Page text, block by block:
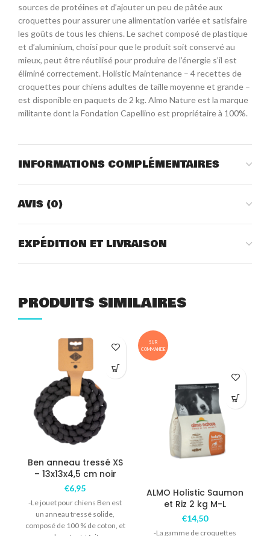
sources de protéines et d’ajouter un peu de pâtée aux
croquettes pour assurer une alimentation variée et satisfaire
les goûts de tous les chiens. Le sachet composé de plastique
et d’aluminium, choisi pour que le produit soit conservé au
mieux, peut être réutilisé pour produire de l’énergie s’il est
éliminé correctement. Holistic Maintenance – 4 recettes de
croquettes pour chiens adultes de taille moyenne et grande –
est disponible en paquets de 2 kg. Almo Nature est la marque
militante dont la Fondation Capellino est propriétaire à 100%.
INFORMATIONS COMPLÉMENTAIRES
AVIS (0)
EXPÉDITION ET LIVRAISON
PRODUITS SIMILAIRES
Ben anneau tressé XS
– 13x13x4,5 cm noir
€6,95
-Le jouet pour chiens Ben est
un anneau tressé solide,
composé de 100 % de coton, et
SUR
COMMANDE
ALMO Holistic Saumon
et Riz 2 kg M-L
€14,50
-La gamme de croquettes